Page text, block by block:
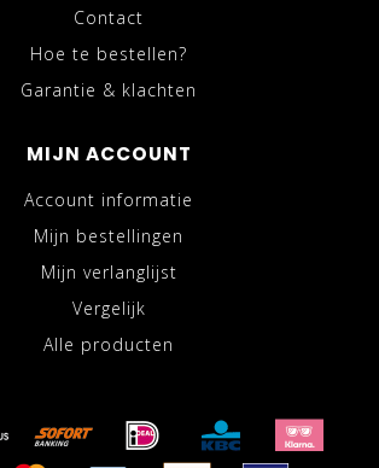
Contact
Hoe te bestellen?
Garantie & klachten
MIJN ACCOUNT
Account informatie
Mijn bestellingen
Mijn verlanglijst
Vergelijk
Alle producten